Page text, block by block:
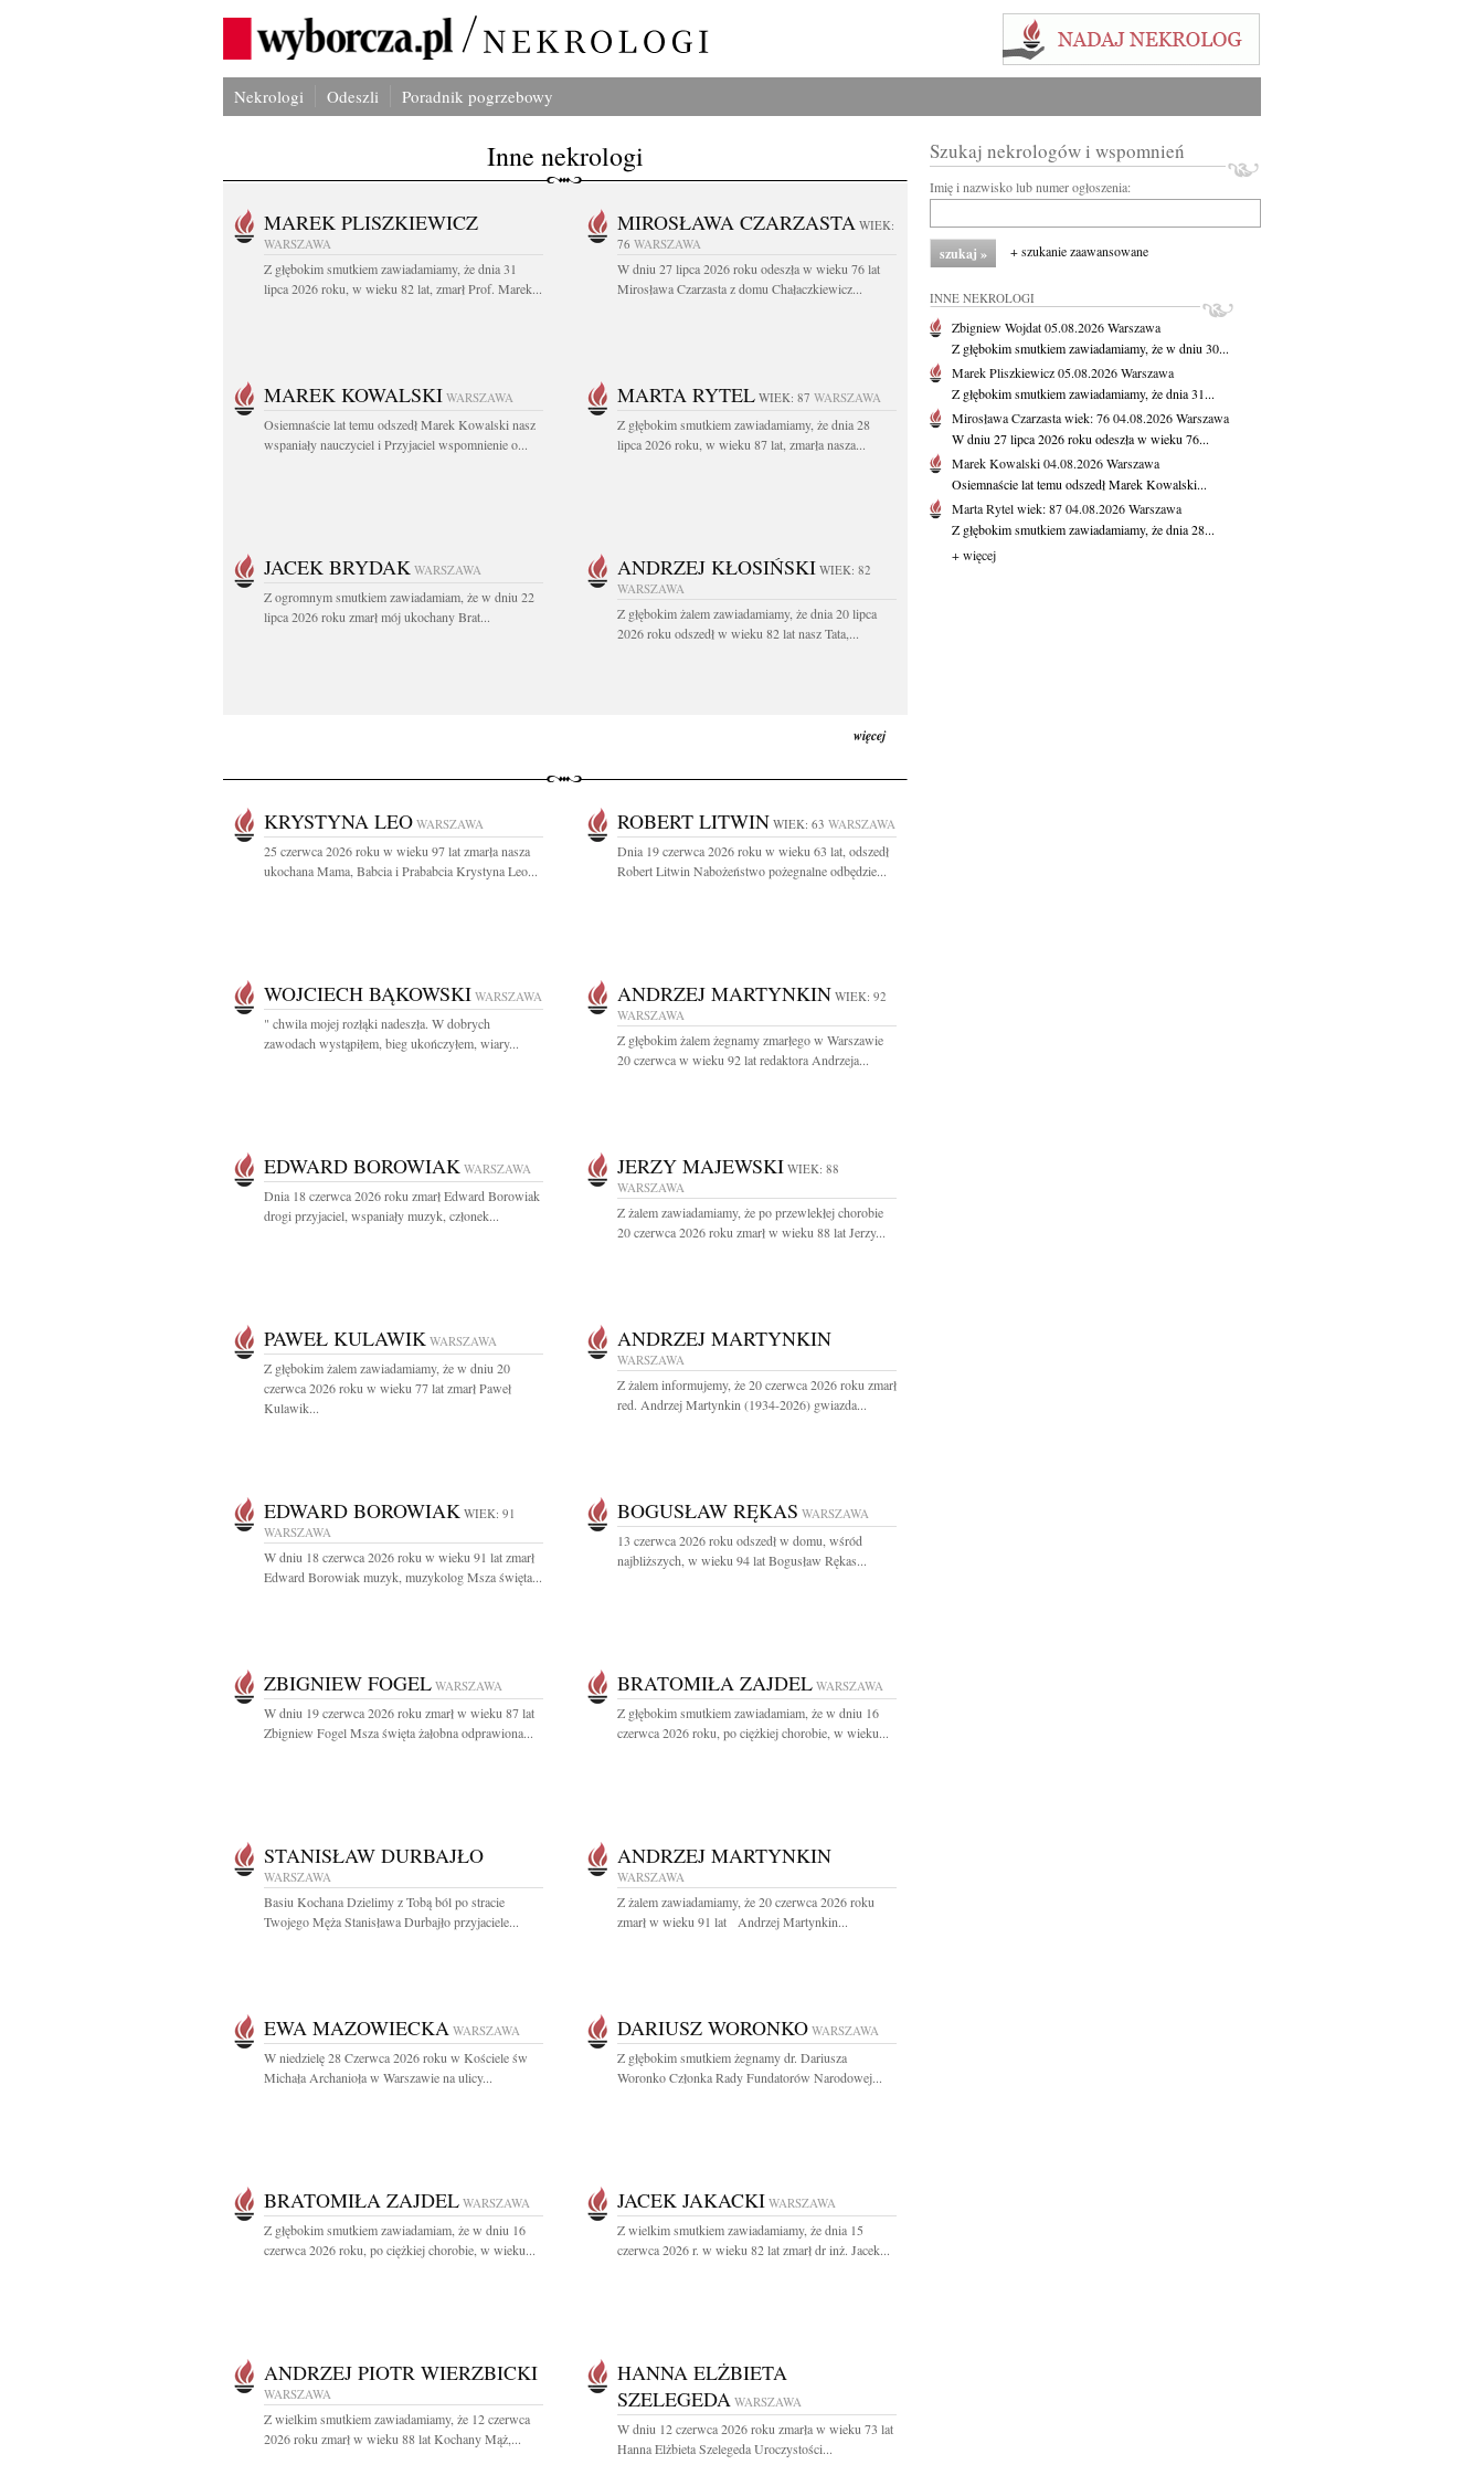
Nekrologi Odeszli Poradnik pogrzebowy
Inne nekrologi
MAREK PLISZKIEWICZ
WARSZAWA
Z głębokim smutkiem zawiadamiamy, że dnia 31
lipca 2026 roku, w wieku 82 lat, zmarł Prof. Marek...
MIROSŁAWA CZARZASTA WIEK:
76 WARSZAWA
W dniu 27 lipca 2026 roku odeszła w wieku 76 lat
Mirosława Czarzasta z domu Chałaczkiewicz...
MAREK KOWALSKI WARSZAWA
Osiemnaście lat temu odszedł Marek Kowalski nasz
wspaniały nauczyciel i Przyjaciel wspomnienie o...
MARTA RYTEL WIEK: 87 WARSZAWA
Z głębokim smutkiem zawiadamiamy, że dnia 28
lipca 2026 roku, w wieku 87 lat, zmarła nasza...
JACEK BRYDAK WARSZAWA
Z ogromnym smutkiem zawiadamiam, że w dniu 22
lipca 2026 roku zmarł mój ukochany Brat...
ANDRZEJ KŁOSIŃSKI WIEK: 82
WARSZAWA
Z głębokim żalem zawiadamiamy, że dnia 20 lipca
2026 roku odszedł w wieku 82 lat nasz Tata,...
więcej
KRYSTYNA LEO WARSZAWA
25 czerwca 2026 roku w wieku 97 lat zmarła nasza
ukochana Mama, Babcia i Prababcia Krystyna Leo...
ROBERT LITWIN WIEK: 63 WARSZAWA
Dnia 19 czerwca 2026 roku w wieku 63 lat, odszedł
Robert Litwin Nabożeństwo pożegnalne odbędzie...
WOJCIECH BĄKOWSKI WARSZAWA
" chwila mojej rozłąki nadeszła. W dobrych
zawodach wystąpiłem, bieg ukończyłem, wiary...
ANDRZEJ MARTYNKIN WIEK: 92
WARSZAWA
Z głębokim żalem żegnamy zmarłego w Warszawie
20 czerwca w wieku 92 lat redaktora Andrzeja...
EDWARD BOROWIAK WARSZAWA
Dnia 18 czerwca 2026 roku zmarł Edward Borowiak
drogi przyjaciel, wspaniały muzyk, członek...
JERZY MAJEWSKI WIEK: 88
WARSZAWA
Z żalem zawiadamiamy, że po przewlekłej chorobie
20 czerwca 2026 roku zmarł w wieku 88 lat Jerzy...
PAWEŁ KULAWIK WARSZAWA
Z głębokim żalem zawiadamiamy, że w dniu 20
czerwca 2026 roku w wieku 77 lat zmarł Paweł
Kulawik...
ANDRZEJ MARTYNKIN
WARSZAWA
Z żalem informujemy, że 20 czerwca 2026 roku zmarł
red. Andrzej Martynkin (1934-2026) gwiazda...
EDWARD BOROWIAK WIEK: 91
WARSZAWA
W dniu 18 czerwca 2026 roku w wieku 91 lat zmarł
Edward Borowiak muzyk, muzykolog Msza święta...
BOGUSŁAW RĘKAS WARSZAWA
13 czerwca 2026 roku odszedł w domu, wśród
najbliższych, w wieku 94 lat Bogusław Rękas...
ZBIGNIEW FOGEL WARSZAWA
W dniu 19 czerwca 2026 roku zmarł w wieku 87 lat
Zbigniew Fogel Msza święta żałobna odprawiona...
BRATOMIŁA ZAJDEL WARSZAWA
Z głębokim smutkiem zawiadamiam, że w dniu 16
czerwca 2026 roku, po ciężkiej chorobie, w wieku...
STANISŁAW DURBAJŁO
WARSZAWA
Basiu Kochana Dzielimy z Tobą ból po stracie
Twojego Męża Stanisława Durbajło przyjaciele...
ANDRZEJ MARTYNKIN
WARSZAWA
Z żalem zawiadamiamy, że 20 czerwca 2026 roku
zmarł w wieku 91 lat Andrzej Martynkin...
EWA MAZOWIECKA WARSZAWA
W niedzielę 28 Czerwca 2026 roku w Kościele św
Michała Archanioła w Warszawie na ulicy...
DARIUSZ WORONKO WARSZAWA
Z głębokim smutkiem żegnamy dr. Dariusza
Woronko Członka Rady Fundatorów Narodowej...
BRATOMIŁA ZAJDEL WARSZAWA
Z głębokim smutkiem zawiadamiam, że w dniu 16
czerwca 2026 roku, po ciężkiej chorobie, w wieku...
JACEK JAKACKI WARSZAWA
Z wielkim smutkiem zawiadamiamy, że dnia 15
czerwca 2026 r. w wieku 82 lat zmarł dr inż. Jacek...
ANDRZEJ PIOTR WIERZBICKI
WARSZAWA
Z wielkim smutkiem zawiadamiamy, że 12 czerwca
2026 roku zmarł w wieku 88 lat Kochany Mąż,...
HANNA ELŻBIETA
SZELEGEDA WARSZAWA
W dniu 12 czerwca 2026 roku zmarła w wieku 73 lat
Hanna Elżbieta Szelegeda Uroczystości...
Szukaj nekrologów i wspomnień
Imię i nazwisko lub numer ogłoszenia:
+ szukanie zaawansowane
INNE NEKROLOGI
Zbigniew Wojdat05.08.2026Warszawa
Z głębokim smutkiem zawiadamiamy, że w dniu 30...
Marek Pliszkiewicz05.08.2026Warszawa
Z głębokim smutkiem zawiadamiamy, że dnia 31...
Mirosława Czarzastawiek: 7604.08.2026Warszawa
W dniu 27 lipca 2026 roku odeszła w wieku 76...
Marek Kowalski04.08.2026Warszawa
Osiemnaście lat temu odszedł Marek Kowalski...
Marta Rytelwiek: 8704.08.2026Warszawa
Z głębokim smutkiem zawiadamiamy, że dnia 28...
+ więcej